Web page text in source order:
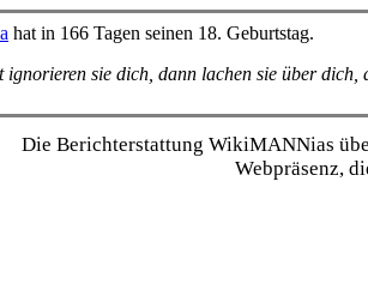
hat in 166 Tagen seinen 18. Geburtstag.
ignorieren sie dich, dann lachen sie über
Die Bericht­erstattung WikiMANNias
Webpräsenz,